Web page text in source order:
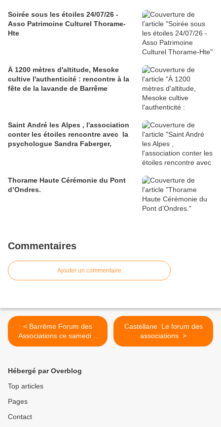
Soirée sous les étoiles 24/07/26 -
Asso Patrimoine Culturel Thorame-
Hte
À 1200 mètres d'altitude, Mesoke
cultive l'authenticité : rencontre à la
fête de la lavande de Barrême
Saint André les Alpes , l'association
conter les étoiles rencontre avec la
psychologue Sandra Faberger,
Thorame Haute Cérémonie du Pont
d’Ondres.
Commentaires
Ajouter un commentaire
< Barrême Forum des
Associations ce samedi 8
septembre
Castellane Le forum des
associations >
Hébergé par Overblog
Top articles
Pages
Contact